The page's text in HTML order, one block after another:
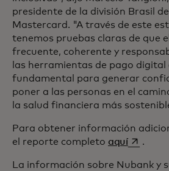
presidente de la división Brasil de
Mastercard. "A través de este
tenemos pruebas claras de que
frecuente, coherente y
las herramientas de pago digital
fundamental para generar
poner a las personas en el
la salud financiera más
Para obtener información
el reporte completo aquíse abre
.
La información sobre Nubank y